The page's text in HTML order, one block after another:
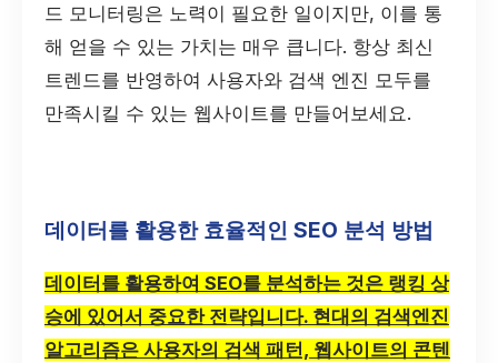
드 모니터링은 노력이 필요한 일이지만, 이를 통
해 얻을 수 있는 가치는 매우 큽니다. 항상 최신
트렌드를 반영하여 사용자와 검색 엔진 모두를
만족시킬 수 있는 웹사이트를 만들어보세요.
데이터를 활용한 효율적인 SEO 분석 방법
데이터를 활용하여 SEO를 분석하는 것은 랭킹 상
승에 있어서 중요한 전략입니다. 현대의 검색엔진
알고리즘은 사용자의 검색 패턴, 웹사이트의 콘텐